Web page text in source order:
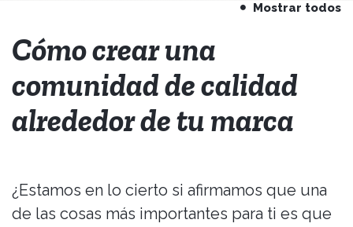
Mostrar todos
Cómo crear una
comunidad de calidad
alrededor de tu marca
¿Estamos en lo cierto si afirmamos que una
de las cosas más importantes para ti es que